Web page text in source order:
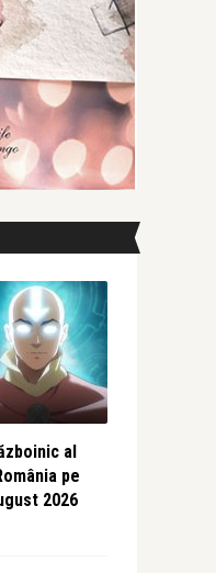
al
pe
2026